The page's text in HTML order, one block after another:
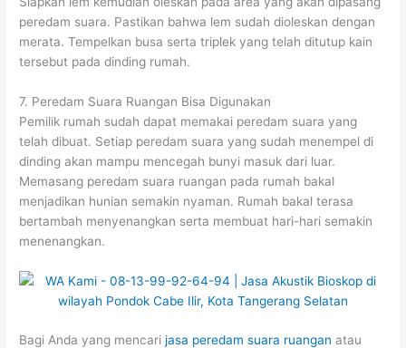
peredam suara. Pastikan bahwa lem sudah dioleskan dengan
merata. Tempelkan busa serta triplek yang telah ditutup kain
tersebut pada dinding rumah.
7. Peredam Suara Ruangan Bisa Digunakan
Pemilik rumah sudah dapat memakai peredam suara yang
telah dibuat. Setiap peredam suara yang sudah menempel di
dinding akan mampu mencegah bunyi masuk dari luar.
Memasang peredam suara ruangan pada rumah bakal
menjadikan hunian semakin nyaman. Rumah bakal terasa
bertambah menyenangkan serta membuat hari-hari semakin
menenangkan.
Bagi Anda yang mencarijasa peredam suara ruangan atau